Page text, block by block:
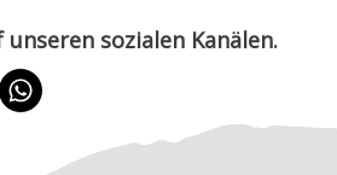
unseren sozialen Kanälen.